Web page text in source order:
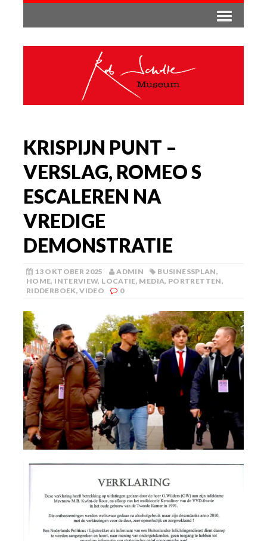
KRISPIJN PUNT –
VERSLAG, ROMEO S
ESCALEREN NA
VREDIGE
DEMONSTRATIE
13 OKTOBER 2025 ADMIN BUSINESSPLAN,
HOME, INTERVIEW, LOCATIE, MEDIA, PORTRETTEN,
RIDDERBOEK,VIDEO 0